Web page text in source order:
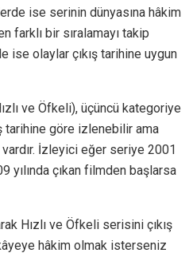
ise serinin dünyasına hâkim
farklı bir sıralamayı takip
ise olaylar çıkış tarihine uygun
ve Öfkeli), üçüncü kategoriye
tarihine göre izlenebilir ama
İzleyici eğer seriye 2001
yılında çıkan filmden başlarsa
Hızlı ve Öfkeli serisini çıkış
hâkim olmak isterseniz